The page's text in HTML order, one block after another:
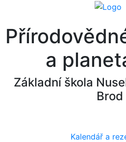
a
Základní škola
Brod
Kalendář a